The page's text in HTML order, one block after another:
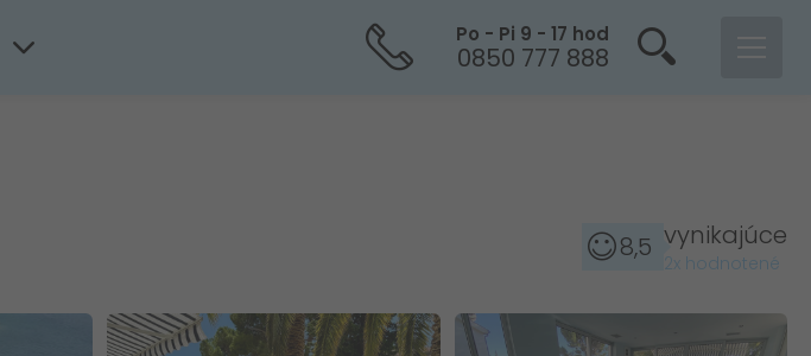
Po - Pi 9 - 17 hod
0850 777 888
8,5 vynikajúce
2x hodnotené